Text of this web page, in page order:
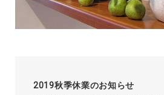
2019秋季休業のお知らせ